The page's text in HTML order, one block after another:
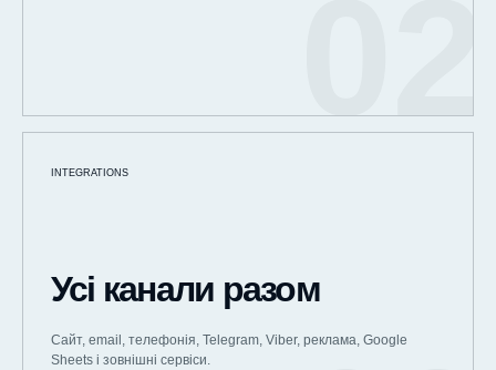
INTEGRATIONS
Усі канали разом
Сайт, email, телефонія, Telegram, Viber, реклама, Google
Sheets і зовнішні сервіси.